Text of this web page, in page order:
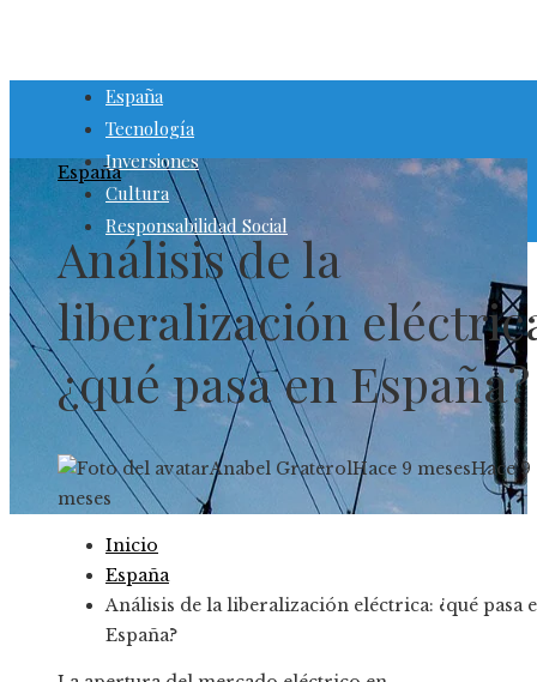
España
Tecnología
Inversiones
Cultura
Responsabilidad Social
España
Análisis de la
liberalización
¿qué pasa en España?
Anabel GraterolHace 9 mesesHace 9
meses
Inicio
España
Análisis de la liberalización eléctrica: ¿qué pasa
España?